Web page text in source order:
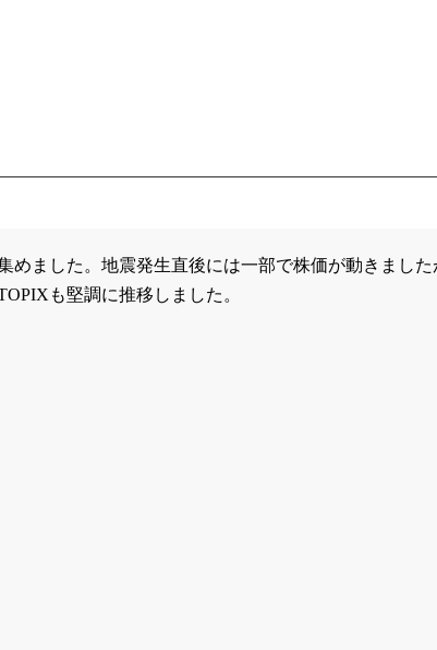
ました。地震発生直後には一部で株価が動きまし
も堅調に推移しました。